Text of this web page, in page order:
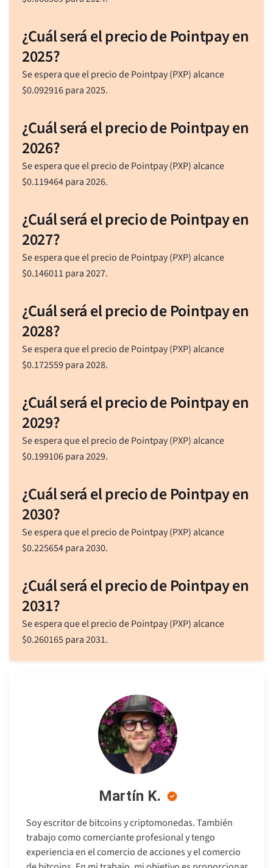
¿Cuál será el precio de Pointpay en
2025?
Se espera que el precio de Pointpay (PXP) alcance
$0.092916para 2025.
¿Cuál será el precio de Pointpay en
2026?
Se espera que el precio de Pointpay (PXP) alcance
$0.119464para 2026.
¿Cuál será el precio de Pointpay en
2027?
Se espera que el precio de Pointpay (PXP) alcance
$0.146011 para 2027.
¿Cuál será el precio de Pointpay en
2028?
Se espera que el precio de Pointpay (PXP) alcance
$0.172559para 2028.
¿Cuál será el precio de Pointpay en
2029?
Se espera que el precio de Pointpay (PXP) alcance
$0.199106para 2029.
¿Cuál será el precio de Pointpay en
2030?
Se espera que el precio de Pointpay (PXP) alcance
$0.225654para 2030.
¿Cuál será el precio de Pointpay en
2031?
Se espera que el precio de Pointpay (PXP) alcance
$0.260165para 2031.
Martín K.
Soy escritor de bitcoins y criptomonedas. También
trabajo como comerciante profesional y tengo
experiencia en el comercio de acciones y el comercio